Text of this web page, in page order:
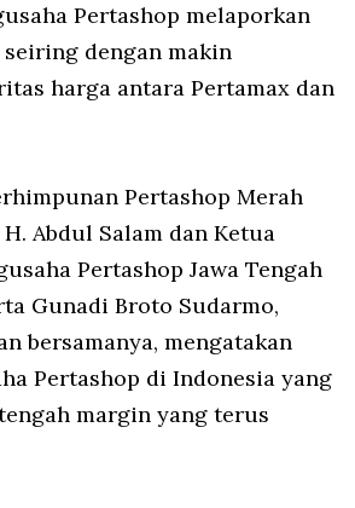
Pertashop melaporkan
dengan makin
harga antara Pertamax dan
Pertashop Merah
Abdul Salam dan Ketua
Pertashop Jawa Tengah
Gunadi Broto Sudarmo,
bersamanya, mengatakan
Pertashop di Indonesia yang
margin yang terus